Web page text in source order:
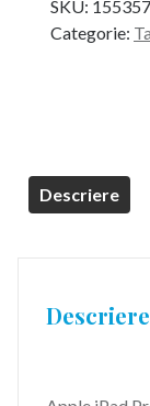
a
SKU: 155357
Categorie:
Descriere
Descriere